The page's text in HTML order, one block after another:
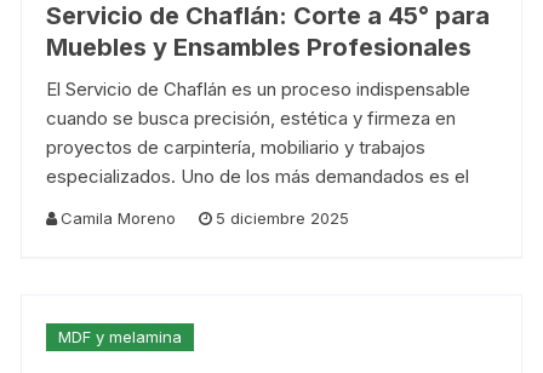
Servicio de Chaflán: Corte a 45° para
Muebles y Ensambles Profesionales
El Servicio de Chaflán es un proceso indispensable
cuando se busca precisión, estética y firmeza en
proyectos de carpintería, mobiliario y trabajos
especializados. Uno de los más demandados es el
Camila Moreno 5 diciembre 2025
MDF y melamina